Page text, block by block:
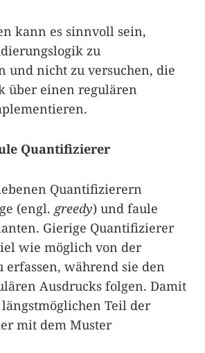
kann es sinnvoll sein,
zu
und nicht zu versuchen, die
über einen regulären
Quantifizierer
Quantifizierern
(engl. greedy) und faule
Gierige Quantifizierer
wie möglich von der
erfassen, während sie den
Ausdrucks folgen. Damit
Teil der
mit dem Muster